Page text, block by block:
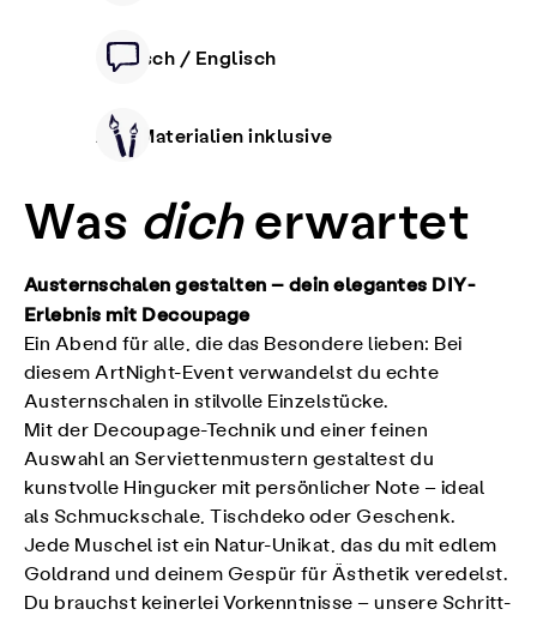
Deutsch / Englisch
Alle Materialien inklusive
Was dicherwartet
Austernschalen gestalten – dein elegantes DIY-
Erlebnis mit Decoupage
Ein Abend für alle, die das Besondere lieben: Bei
diesem ArtNight-Event verwandelst du echte
Austernschalen in stilvolle Einzelstücke.
Mit der Decoupage-Technik und einer feinen
Auswahl an Serviettenmustern gestaltest du
kunstvolle Hingucker mit persönlicher Note – ideal
als Schmuckschale, Tischdeko oder Geschenk.
Jede Muschel ist ein Natur-Unikat, das du mit edlem
Goldrand und deinem Gespür für Ästhetik veredelst.
Du brauchst keinerlei Vorkenntnisse – unsere Schritt-